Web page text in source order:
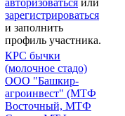
зарегистрироваться
и заполнить
профиль участника.
КРС бычки
(молочное стадо)
ООО "Башкир-
агроинвест" (МТФ
Восточный, МТФ